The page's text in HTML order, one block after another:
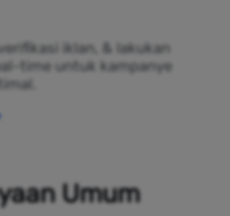
iklan, & lakukan
time untuk kampanye
Umum